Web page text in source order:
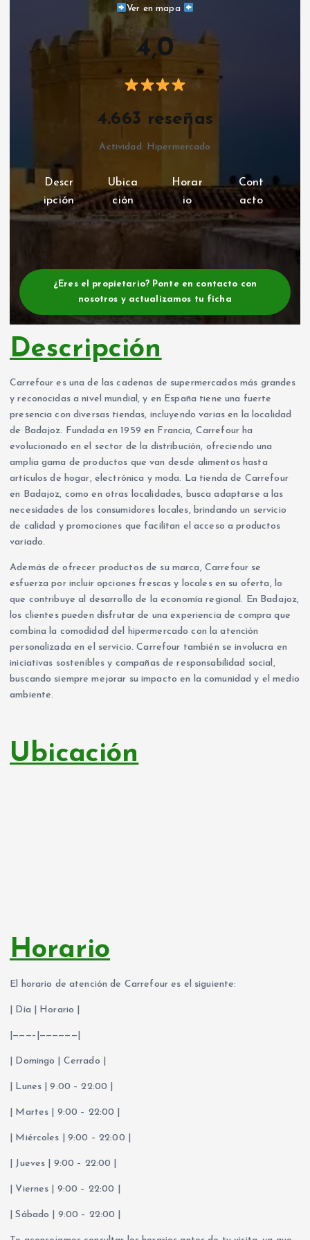
Ver en mapa
4,0
4.663 reseñas
Actividad: Hipermercado
Descr
ipción
Ubica
ción
Horar
io
Cont
acto
¿Eres el propietario? Ponte en contacto con
nosotros y actualizamos tu ficha
Descripción
Carrefour es una de las cadenas de supermercados más grandes
y reconocidas a nivel mundial, y en España tiene una fuerte
presencia con diversas tiendas, incluyendo varias en la localidad
de Badajoz. Fundada en 1959 en Francia, Carrefour ha
evolucionado en el sector de la distribución, ofreciendo una
amplia gama de productos que van desde alimentos hasta
artículos de hogar, electrónica y moda. La tienda de Carrefour
en Badajoz, como en otras localidades, busca adaptarse a las
necesidades de los consumidores locales, brindando un servicio
de calidad y promociones que facilitan el acceso a productos
variado.
Además de ofrecer productos de su marca, Carrefour se
esfuerza por incluir opciones frescas y locales en su oferta, lo
que contribuye al desarrollo de la economía regional. En Badajoz,
los clientes pueden disfrutar de una experiencia de compra que
combina la comodidad del hipermercado con la atención
personalizada en el servicio. Carrefour también se involucra en
iniciativas sostenibles y campañas de responsabilidad social,
buscando siempre mejorar su impacto en la comunidad y el medio
ambiente.
Ubicación
Horario
El horario de atención de Carrefour es el siguiente:
| Día | Horario |
|———–|——————|
| Domingo | Cerrado |
| Lunes | 9:00 – 22:00 |
| Martes | 9:00 – 22:00 |
| Miércoles | 9:00 – 22:00 |
| Jueves | 9:00 – 22:00 |
| Viernes | 9:00 – 22:00 |
| Sábado | 9:00 – 22:00 |